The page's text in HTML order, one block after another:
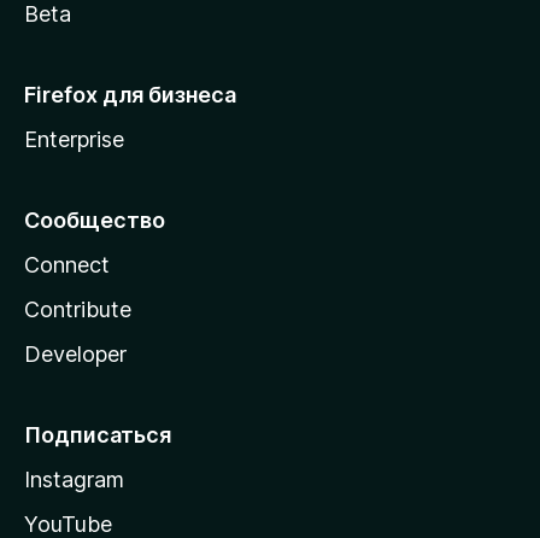
Beta
Firefox для бизнеса
Enterprise
Сообщество
Connect
Contribute
Developer
Подписаться
Instagram
YouTube